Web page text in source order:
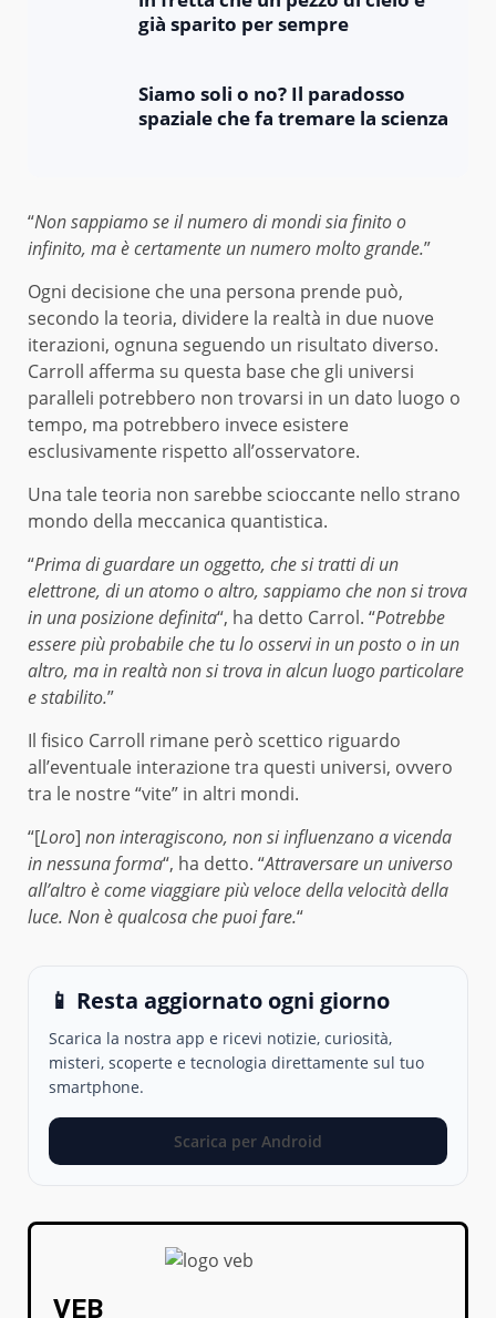
già sparito per sempre
Siamo soli o no? Il paradosso
spaziale che fa tremare la scienza
“Non sappiamo se il numero di mondi sia finito o
infinito, ma è certamente un numero molto grande.”
Ogni decisione che una persona prende può,
secondo la teoria, dividere la realtà in due nuove
iterazioni, ognuna seguendo un risultato diverso.
Carroll afferma su questa base che gli universi
paralleli potrebbero non trovarsi in un dato luogo o
tempo, ma potrebbero invece esistere
esclusivamente rispetto all’osservatore.
Una tale teoria non sarebbe scioccante nello strano
mondo della meccanica quantistica.
“Prima di guardare un oggetto, che si tratti di un
elettrone, di un atomo o altro, sappiamo che non si trova
in una posizione definita“, ha detto Carrol. “Potrebbe
essere più probabile che tu lo osservi in ​​un posto o in un
altro, ma in realtà non si trova in alcun luogo particolare
e stabilito.”
Il fisico Carroll rimane però scettico riguardo
all’eventuale interazione tra questi universi, ovvero
tra le nostre “vite” in altri mondi.
“[Loro] non interagiscono, non si influenzano a vicenda
in nessuna forma“, ha detto. “Attraversare un universo
all’altro è come viaggiare più veloce della velocità della
luce. Non è qualcosa che puoi fare.“
📱 Resta aggiornato ogni giorno
Scarica la nostra app e ricevi notizie, curiosità,
misteri, scoperte e tecnologia direttamente sul tuo
smartphone.
Scarica per Android
VEB